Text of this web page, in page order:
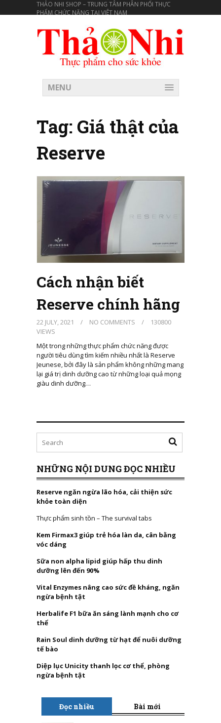
THẢO NHI SHOP – TRUNG TÂM PHÂN PHỐI THỰC
PHẨM CHỨC NĂNG TẠI VIÊT NAM
MENU
Tag: Giá thật của
Reserve
Cách nhận biết
Reserve chính hãng
22 JULY, 2021 / NO COMMENTS /
130800
VIEWS
Một trong những thực phẩm chức năng được
người tiêu dùng tìm kiếm nhiều nhất là Reserve
Jeunese, bởi đây là sản phẩm không những mang
lại giá trị dinh dưỡng cao từ những loại quả mọng
giàu dinh dưỡng…
NHỮNG NỘI DUNG ĐỌC NHIỀU
Reserve ngăn ngừa lão hóa, cải thiện sức
khỏe toàn diện
Thực phẩm sinh tồn – The survival tabs
Kem Firmax3 giúp trẻ hóa làn da, cân bằng
vóc dáng
Sữa non alpha lipid giúp hấp thu dinh
dưỡng lên đến 90%
Vital Enzymes nâng cao sức đề kháng, ngăn
ngừa bệnh tật
Herbalife F1 bữa ăn sáng lành mạnh cho cơ
thể
Rain Soul dinh dưỡng từ hạt để nuôi dưỡng
tế bào
Diệp lục Unicity thanh lọc cơ thể, phòng
ngừa bệnh tật
Đọc nhiều Bài mới